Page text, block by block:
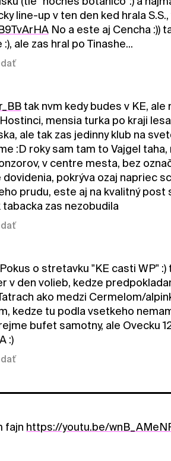
line-up v ten den ked hrala S.S.,
No a este aj Cencha :))
:), ale zas hral po Tinashe...
tak nvm kedy budes v KE, ale
mensia turka po kraji
ale tak zas jedinny klub na
:D roky sam tam to Vajgel
v centre mesta, bez
dovidenia, pokrýva ozaj napriec
prudu, este aj na kvalitný post
tabacka zas nezobudila
Pokus o stretavku "KE casti WP" :)
v den volieb, kedze
ako medzi Cermelom/
kedze tu podla vsetkeho
bufet samotny, ale Ovecku
:)
fajn https://youtu.be/